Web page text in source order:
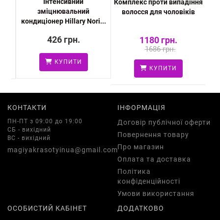
Інтенсивний
зміцнювальний
кондиціонер Hillary Nori...
426 грн.
КУПИТИ
Комплекс проти випадіння
волосся для чоловіків
1180 грн.
1686 грн.
КУПИТИ
КОНТАКТИ
ПН-ПТ з 09:00 до 19:00
СБ - вихідний
ВС - вихідний
magiyakrasotyinua@gmail.com
ІНФОРМАЦІЯ
Договір публічної оферти
Повернення товару
Про магазин
Оплата та доставка
Політика
конфіденційності
Умови використання
ОСОБИСТИЙ КАБІНЕТ
ДОДАТКОВО